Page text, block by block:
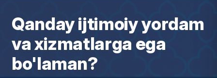
mtiy oz
Qanday ijtimoiy yordam
va xizmatlarga ega
bo'laman?